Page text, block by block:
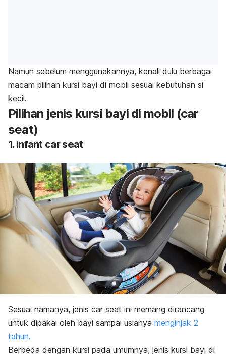
Namun sebelum menggunakannya, kenali dulu berbagai
macam pilihan kursi bayi di mobil sesuai kebutuhan si
kecil.
Pilihan jenis kursi bayi di mobil (car
seat)
1. Infant car seat
Sesuai namanya, jenis car seat ini memang dirancang
untuk dipakai oleh bayi sampai usianya menginjak 2
tahun.
Berbeda dengan kursi pada umumnya, jenis kursi bayi di